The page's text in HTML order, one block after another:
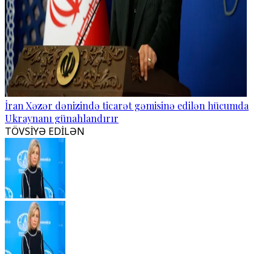
İran Xəzər dənizində ticarət gəmisinə edilən hücumda
Ukraynanı günahlandırır
TÖVSİYƏ EDİLƏN